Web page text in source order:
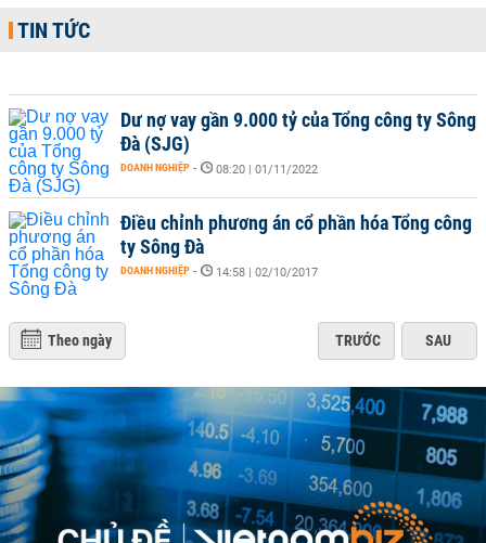
TIN TỨC
Dư nợ vay gần 9.000 tỷ của Tổng công ty Sông
Đà (SJG)
DOANH NGHIỆP - 08:20 | 01/11/2022
Điều chỉnh phương án cổ phần hóa Tổng công
ty Sông Đà
DOANH NGHIỆP - 14:58 | 02/10/2017
Theo ngày TRƯỚC SAU